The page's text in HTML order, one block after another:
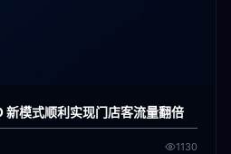
新模式顺利实现门店客流量翻倍
1130